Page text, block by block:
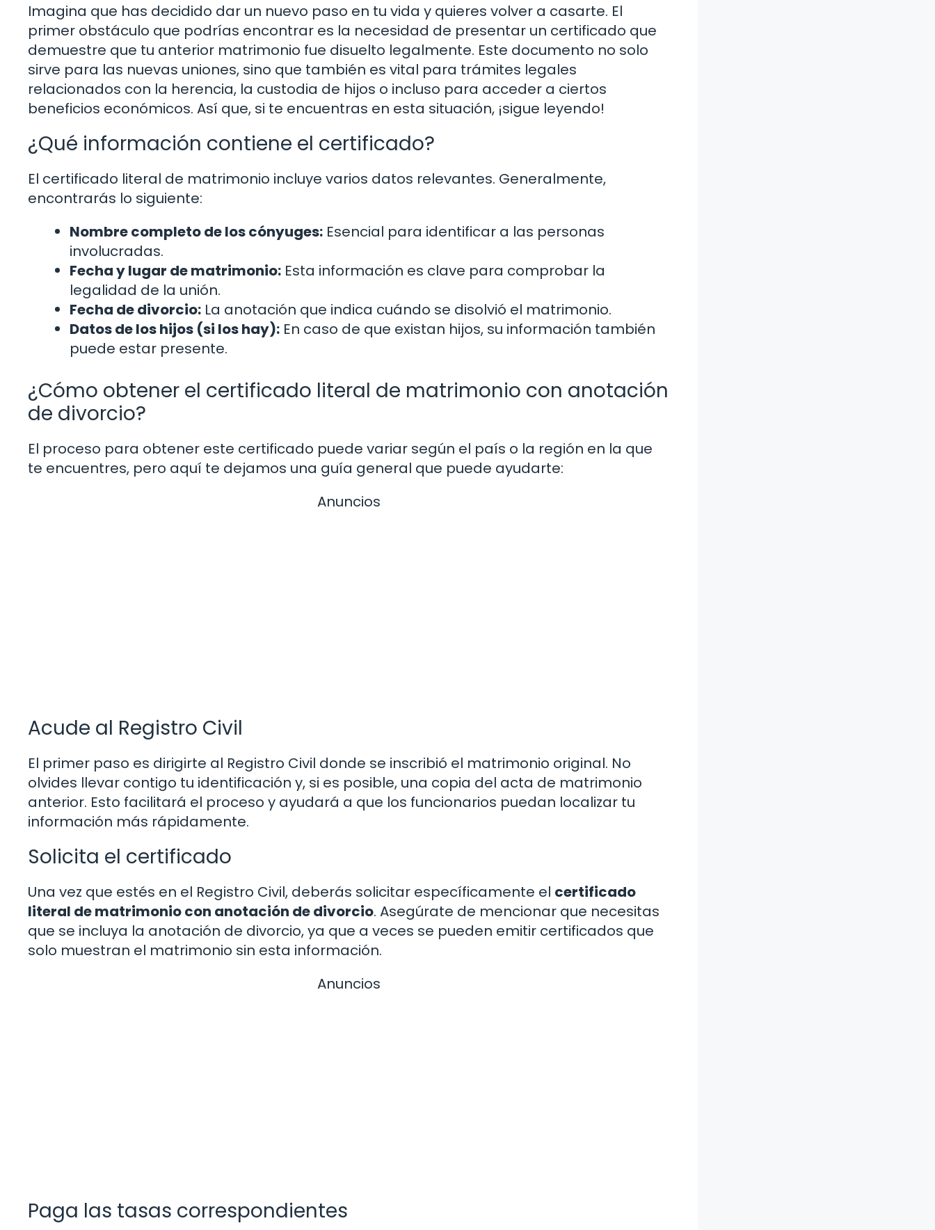
Imagina que has decidido dar un nuevo paso en tu vida y quieres volver a casarte. El
primer obstáculo que podrías encontrar es la necesidad de presentar un certificado que
demuestre que tu anterior matrimonio fue disuelto legalmente. Este documento no solo
sirve para las nuevas uniones, sino que también es vital para trámites legales
relacionados con la herencia, la custodia de hijos o incluso para acceder a ciertos
beneficios económicos. Así que, si te encuentras en esta situación, ¡sigue leyendo!
¿Qué información contiene el certificado?
El certificado literal de matrimonio incluye varios datos relevantes. Generalmente,
encontrarás lo siguiente:
Nombre completo de los cónyuges: Esencial para identificar a las personas
involucradas.
Fecha y lugar de matrimonio: Esta información es clave para comprobar la
legalidad de la unión.
Fecha de divorcio: La anotación que indica cuándo se disolvió el matrimonio.
Datos de los hijos (si los hay): En caso de que existan hijos, su información también
puede estar presente.
¿Cómo obtener el certificado literal de matrimonio con anotación
de divorcio?
El proceso para obtener este certificado puede variar según el país o la región en la que
te encuentres, pero aquí te dejamos una guía general que puede ayudarte:
Anuncios
Acude al Registro Civil
El primer paso es dirigirte al Registro Civil donde se inscribió el matrimonio original. No
olvides llevar contigo tu identificación y, si es posible, una copia del acta de matrimonio
anterior. Esto facilitará el proceso y ayudará a que los funcionarios puedan localizar tu
información más rápidamente.
Solicita el certificado
Una vez que estés en el Registro Civil, deberás solicitar específicamente el certificado
literal de matrimonio con anotación de divorcio. Asegúrate de mencionar que necesitas
que se incluya la anotación de divorcio, ya que a veces se pueden emitir certificados que
solo muestran el matrimonio sin esta información.
Anuncios
Paga las tasas correspondientes